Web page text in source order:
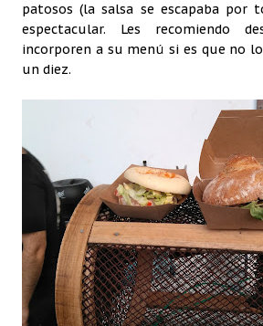
patosos (la salsa se escapaba por
espectacular. Les recomiendo
incorporen a su menú si es que no
un diez.